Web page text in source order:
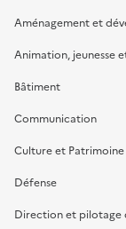
Aménagement et
Animation, jeunesse
Bâtiment
Communication
Culture et Patrimoine
Défense
Direction et pilotage